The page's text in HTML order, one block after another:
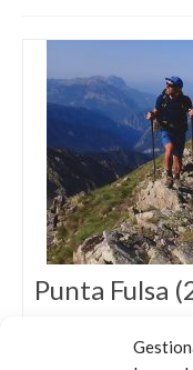
Punta Fulsa
Ascensión a la